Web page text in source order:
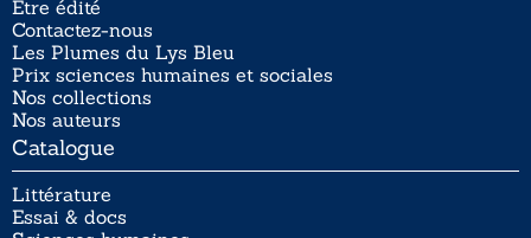
Être édité
Contactez-nous
Les Plumes du Lys Bleu
Prix sciences humaines et sociales
Nos collections
Nos auteurs
Catalogue
Littérature
Essai & docs